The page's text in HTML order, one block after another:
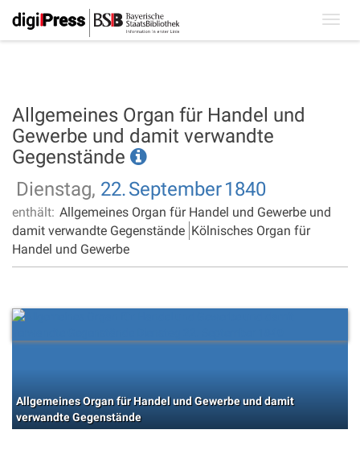
Allgemeines Organ für Handel und
Gewerbe und damit verwandte
Gegenstände
Dienstag, 22.September1840
enthält: Allgemeines Organ für Handel und Gewerbe und
damit verwandte Gegenstände Kölnisches Organ für
Handel und Gewerbe
Allgemeines Organ für Handel und Gewerbe und damit
verwandte Gegenstände